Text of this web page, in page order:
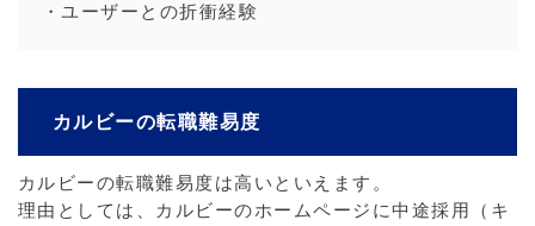
・ユーザーとの折衝経験
カルビーの転職難易度
カルビーの転職難易度は高いといえます。
理由としては、カルビーのホームページに中途採用（キ